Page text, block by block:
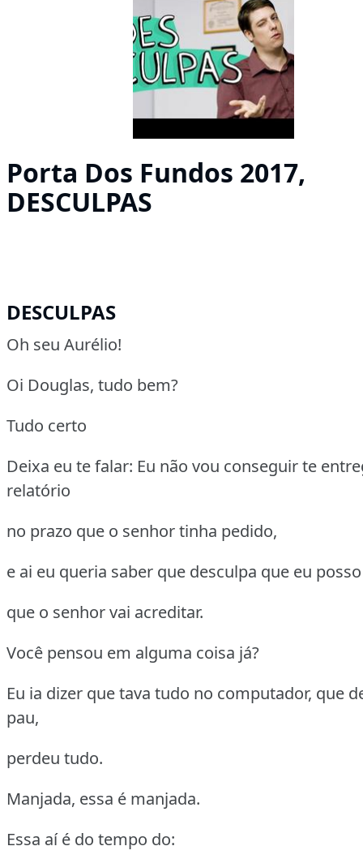
Porta Dos Fundos 2017,
DESCULPAS
DESCULPAS
Oh seu Aurélio!
Oi Douglas, tudo bem?
Tudo certo
Deixa eu te falar: Eu não vou conseguir te
relatório
no prazo que o senhor tinha pedido,
e ai eu queria saber que desculpa que eu
que o senhor vai acreditar.
Você pensou em alguma coisa já?
Eu ia dizer que tava tudo no computador, que
pau,
perdeu tudo.
Manjada, essa é manjada.
Essa aí é do tempo do: